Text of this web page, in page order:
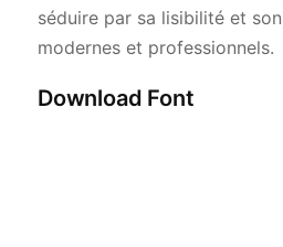
séduire par sa lisibilité et
modernes et professionnels.
Download Font